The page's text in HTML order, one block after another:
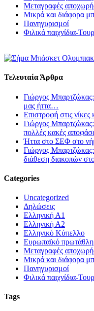
Μεταγραφές
Μικρά και διάφορα
Πανηγυρισμοί
Φιλικά παιχνίδια-
Τελευταία Άρθρα
Γιώργος Μπαρτζώκας:
μας ήττα…
Επιστροφή στις
Γιώργος Μπαρτζώκας:
πολλές κακές
Ήττα στο ΣΕΦ στο
Γιώργος
διάθεση διακοπών
Categories
Uncategorized
Δηλώσεις
Ελληνική Α1
Ελληνική Α2
Ελληνικό Κύπελλο
Ευρωπαϊκό
Μεταγραφές
Μικρά και διάφορα
Πανηγυρισμοί
Φιλικά παιχνίδια-
Tags